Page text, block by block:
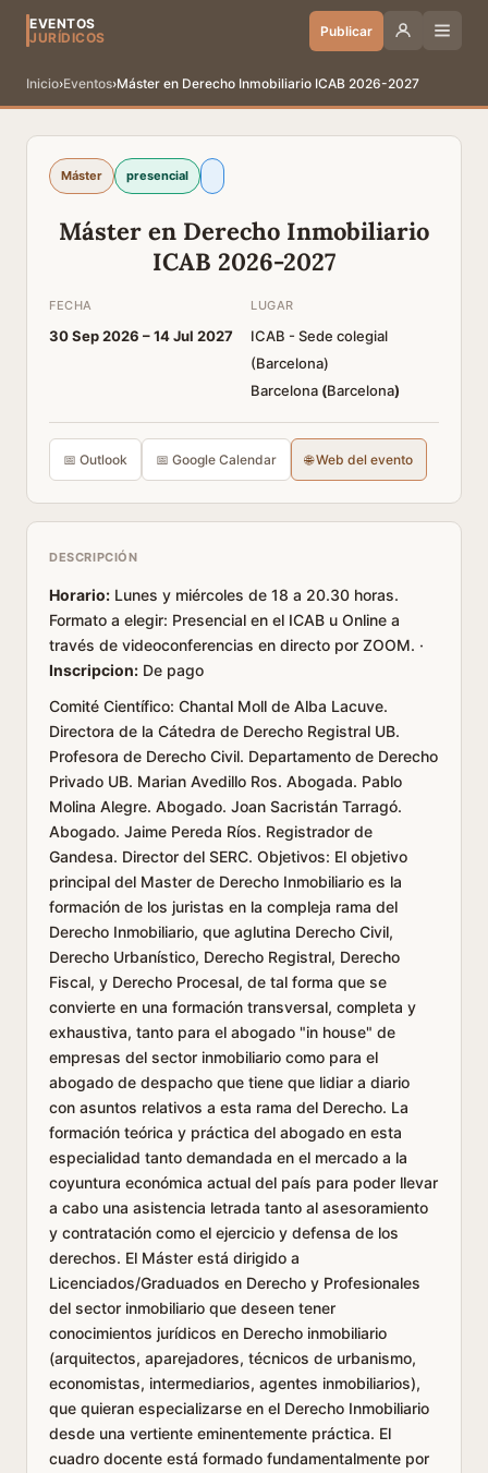
EVENTOS
JURÍDICOS
Publicar
Inicio›Eventos›Máster en Derecho Inmobiliario ICAB 2026-2027
Máster presencial
Máster en Derecho Inmobiliario
ICAB 2026-2027
FECHA
30 Sep 2026 –14 Jul 2027
LUGAR
ICAB - Sede colegial
(Barcelona)
Barcelona (Barcelona)
📅 Outlook 📅 Google Calendar 🌐 Web del evento
DESCRIPCIÓN
Horario: Lunes y miércoles de 18 a 20.30 horas.
Formato a elegir: Presencial en el ICAB u Online a
través de videoconferencias en directo por ZOOM. ·
Inscripcion: De pago
Comité Científico: Chantal Moll de Alba Lacuve.
Directora de la Cátedra de Derecho Registral UB.
Profesora de Derecho Civil. Departamento de Derecho
Privado UB. Marian Avedillo Ros. Abogada. Pablo
Molina Alegre. Abogado. Joan Sacristán Tarragó.
Abogado. Jaime Pereda Ríos. Registrador de
Gandesa. Director del SERC. Objetivos: El objetivo
principal del Master de Derecho Inmobiliario es la
formación de los juristas en la compleja rama del
Derecho Inmobiliario, que aglutina Derecho Civil,
Derecho Urbanístico, Derecho Registral, Derecho
Fiscal, y Derecho Procesal, de tal forma que se
convierte en una formación transversal, completa y
exhaustiva, tanto para el abogado "in house" de
empresas del sector inmobiliario como para el
abogado de despacho que tiene que lidiar a diario
con asuntos relativos a esta rama del Derecho. La
formación teórica y práctica del abogado en esta
especialidad tanto demandada en el mercado a la
coyuntura económica actual del país para poder llevar
a cabo una asistencia letrada tanto al asesoramiento
y contratación como el ejercicio y defensa de los
derechos. El Máster está dirigido a
Licenciados/Graduados en Derecho y Profesionales
del sector inmobiliario que deseen tener
conocimientos jurídicos en Derecho inmobiliario
(arquitectos, aparejadores, técnicos de urbanismo,
economistas, intermediarios, agentes inmobiliarios),
que quieran especializarse en el Derecho Inmobiliario
desde una vertiente eminentemente práctica. El
cuadro docente está formado fundamentalmente por